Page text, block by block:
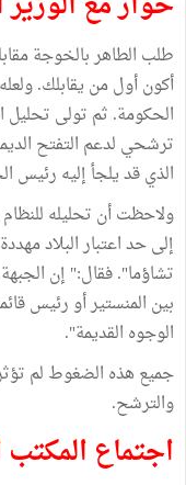
طلب الطاهر بالخوجة
أكون أول من يقابلك.
الحكومة. ثم تولى تحليل
ترشحي لدعم التفتح
الذي قد يلجأ إليه رئيس
ولاحظت أن تحليله
إلى حد اعتبار البلاد
تشاؤما". فقال:" إن
بين المنستير أو رئيس
الوجوه القديمة".
جميع هذه الضغوط لم
والترشح.
اجتماع المكتب